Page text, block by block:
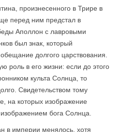
произнесенного в Трире в
перед ним предстал в
Аполлон с лавровыми
был знак, который
долгого царствования.
роль в его жизни: если до этого
культа Солнца, то
Свидетельством тому
на которых изображение
бога Солнца.
в империи менялось, хотя